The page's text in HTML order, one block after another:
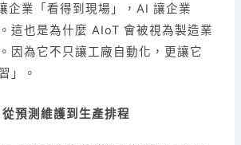
企業「看得到現場」，AI 讓企業
這也是為什麼 AIoT 會被視為製造業
因為它不只讓工廠自動化，更讓它
」。
預測維護到生產排程